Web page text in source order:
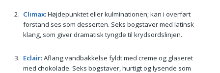
Climax: Højdepunktet eller kulminationen; kan i overført
forstand ses som desserten. Seks bogstaver med latinsk
klang, som giver dramatisk tyngde til krydsordslinjen.
Eclair: Aflang vandbakkelse fyldt med creme og glaseret
med chokolade. Seks bogstaver, hurtigt og lysende som